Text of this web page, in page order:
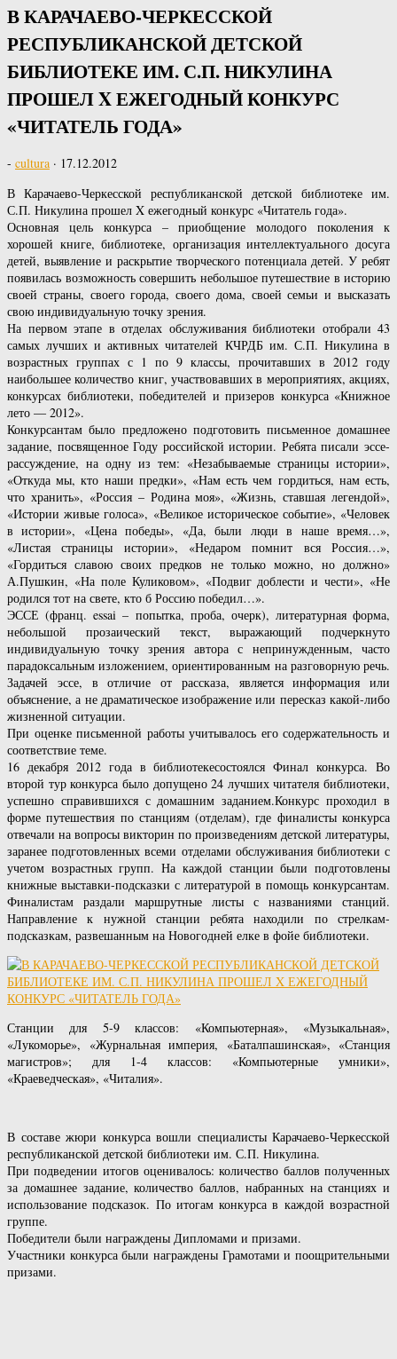
В КАРАЧАЕВО-ЧЕРКЕССКОЙ
РЕСПУБЛИКАНСКОЙ ДЕТСКОЙ
БИБЛИОТЕКЕ ИМ. С.П. НИКУЛИНА
ПРОШЕЛ X ЕЖЕГОДНЫЙ КОНКУРС
«ЧИТАТЕЛЬ ГОДА»
- cultura · 17.12.2012
В Карачаево-Черкесской республиканской детской библиотеке им.
С.П. Никулина прошел X ежегодный конкурс «Читатель года».
Основная цель конкурса – приобщение молодого поколения к
хорошей книге, библиотеке, организация интеллектуального досуга
детей, выявление и раскрытие творческого потенциала детей. У ребят
появилась возможность совершить небольшое путешествие в историю
своей страны, своего города, своего дома, своей семьи и высказать
свою индивидуальную точку зрения.
На первом этапе в отделах обслуживания библиотеки отобрали 43
самых лучших и активных читателей КЧРДБ им. С.П. Никулина в
возрастных группах с 1 по 9 классы, прочитавших в 2012 году
наибольшее количество книг, участвовавших в мероприятиях, акциях,
конкурсах библиотеки, победителей и призеров конкурса «Книжное
лето — 2012».
Конкурсантам было предложено подготовить письменное домашнее
задание, посвященное Году российской истории. Ребята писали эссе-
рассуждение, на одну из тем: «Незабываемые страницы истории»,
«Откуда мы, кто наши предки», «Нам есть чем гордиться, нам есть,
что хранить», «Россия – Родина моя», «Жизнь, ставшая легендой»,
«Истории живые голоса», «Великое историческое событие», «Человек
в истории», «Цена победы», «Да, были люди в наше время…»,
«Листая страницы истории», «Недаром помнит вся Россия…»,
«Гордиться славою своих предков не только можно, но должно»
А.Пушкин, «На поле Куликовом», «Подвиг доблести и чести», «Не
родился тот на свете, кто б Россию победил…».
ЭССЕ (франц. essai – попытка, проба, очерк), литературная форма,
небольшой прозаический текст, выражающий подчеркнуто
индивидуальную точку зрения автора с непринужденным, часто
парадоксальным изложением, ориентированным на разговорную речь.
Задачей эссе, в отличие от рассказа, является информация или
объяснение, а не драматическое изображение или пересказ какой-либо
жизненной ситуации.
При оценке письменной работы учитывалось его содержательность и
соответствие теме.
16 декабря 2012 года в библиотекесостоялся Финал конкурса. Во
второй тур конкурса было допущено 24 лучших читателя библиотеки,
успешно справившихся с домашним заданием.Конкурс проходил в
форме путешествия по станциям (отделам), где финалисты конкурса
отвечали на вопросы викторин по произведениям детской литературы,
заранее подготовленных всеми отделами обслуживания библиотеки с
учетом возрастных групп. На каждой станции были подготовлены
книжные выставки-подсказки с литературой в помощь конкурсантам.
Финалистам раздали маршрутные листы с названиями станций.
Направление к нужной станции ребята находили по стрелкам-
подсказкам, развешанным на Новогодней елке в фойе библиотеки.
Станции для 5-9 классов: «Компьютерная», «Музыкальная»,
«Лукоморье», «Журнальная империя, «Баталпашинская», «Станция
магистров»; для 1-4 классов: «Компьютерные умники»,
«Краеведческая», «Читалия».
В составе жюри конкурса вошли специалисты Карачаево-Черкесской
республиканской детской библиотеки им. С.П. Никулина.
При подведении итогов оценивалось: количество баллов полученных
за домашнее задание, количество баллов, набранных на станциях и
использование подсказок. По итогам конкурса в каждой возрастной
группе.
Победители были награждены Дипломами и призами.
Участники конкурса были награждены Грамотами и поощрительными
призами.